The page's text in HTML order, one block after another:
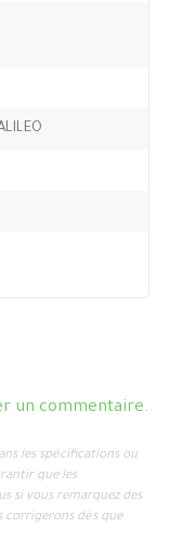
un commentaire.
les spécifications ou
que les
si vous remarquez des
corrigerons dès que